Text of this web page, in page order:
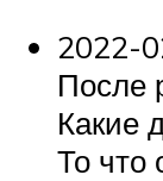
2022-
После
Какие
То что